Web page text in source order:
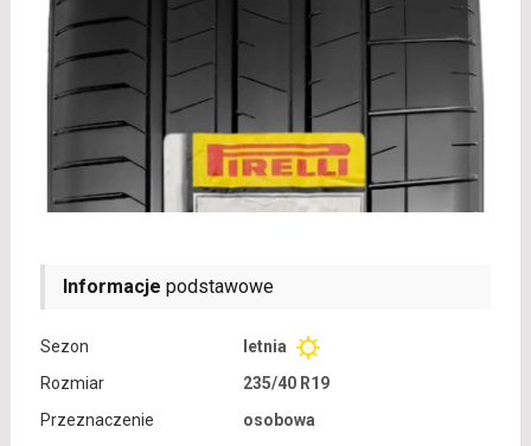
Informacje podstawowe
Sezon
letnia
Rozmiar
235/40 R19
Przeznaczenie
osobowa